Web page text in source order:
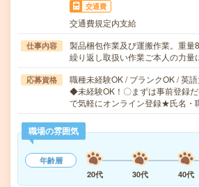
交通費
交通費規定内支給
仕事内容
製品梱包作業及び運搬作業。重量
繰り返し取扱い作業ご本人の力
応募資格
職種未経験OK / ブランクOK / 英
◆未経験OK！〇まずは事前登録
で気軽にオンライン登録★氏名・
職場の雰囲気
年齢層
20代
30代 40代